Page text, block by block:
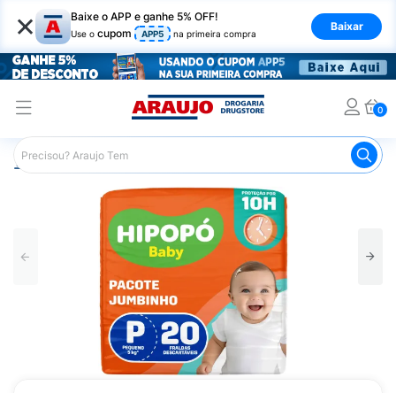
× Baixe o APP e ganhe 5% OFF!
Use o cupom APP5 na primeira compra
Baixar
0
Araujo Infantil Fraldas Infantis